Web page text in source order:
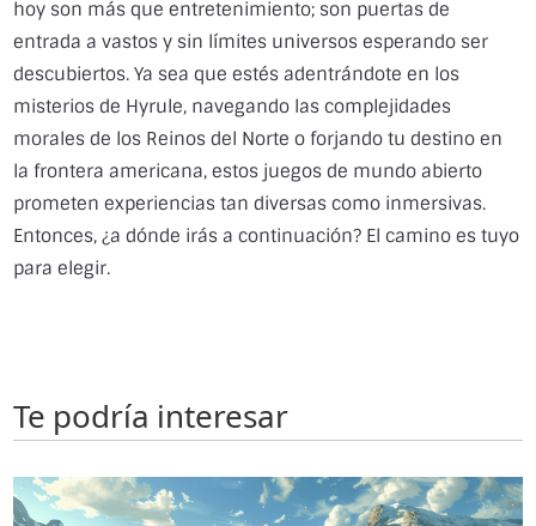
hoy son más que entretenimiento; son puertas de
entrada a vastos y sin límites universos esperando ser
descubiertos. Ya sea que estés adentrándote en los
misterios de Hyrule, navegando las complejidades
morales de los Reinos del Norte o forjando tu destino en
la frontera americana, estos juegos de mundo abierto
prometen experiencias tan diversas como inmersivas.
Entonces, ¿a dónde irás a continuación? El camino es tuyo
para elegir.
Te podría interesar